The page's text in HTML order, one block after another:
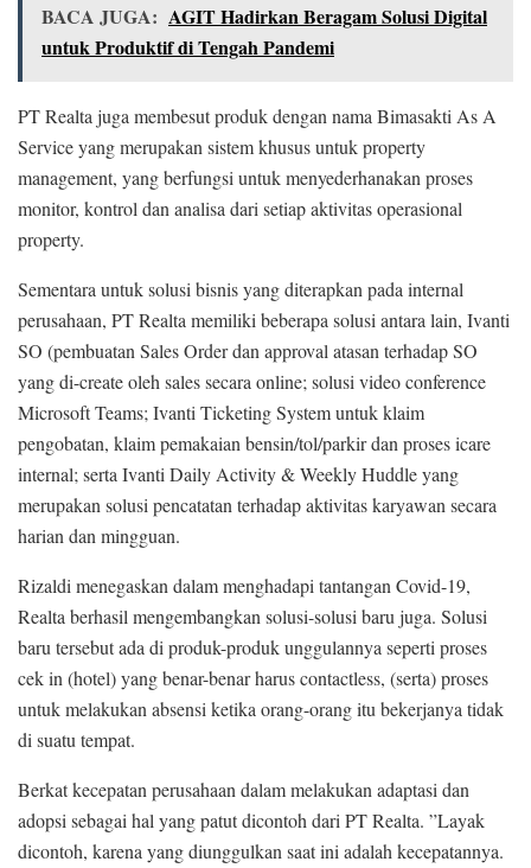
BACA JUGA: AGIT Hadirkan Beragam Solusi Digital
untuk Produktif di Tengah Pandemi
PT Realta juga membesut produk dengan nama Bimasakti As A
Service yang merupakan sistem khusus untuk property
management, yang berfungsi untuk menyederhanakan proses
monitor, kontrol dan analisa dari setiap aktivitas operasional
property.
Sementara untuk solusi bisnis yang diterapkan pada internal
perusahaan, PT Realta memiliki beberapa solusi antara lain, Ivanti
SO (pembuatan Sales Order dan approval atasan terhadap SO
yang di-create oleh sales secara online; solusi video conference
Microsoft Teams; Ivanti Ticketing System untuk klaim
pengobatan, klaim pemakaian bensin/tol/parkir dan proses icare
internal; serta Ivanti Daily Activity & Weekly Huddle yang
merupakan solusi pencatatan terhadap aktivitas karyawan secara
harian dan mingguan.
Rizaldi menegaskan dalam menghadapi tantangan Covid-19,
Realta berhasil mengembangkan solusi-solusi baru juga. Solusi
baru tersebut ada di produk-produk unggulannya seperti proses
cek in (hotel) yang benar-benar harus contactless, (serta) proses
untuk melakukan absensi ketika orang-orang itu bekerjanya tidak
di suatu tempat.
Berkat kecepatan perusahaan dalam melakukan adaptasi dan
adopsi sebagai hal yang patut dicontoh dari PT Realta. ”Layak
dicontoh, karena yang diunggulkan saat ini adalah kecepatannya.